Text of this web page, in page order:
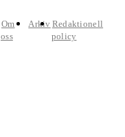
Om
oss
Arkiv Redaktionell
policy